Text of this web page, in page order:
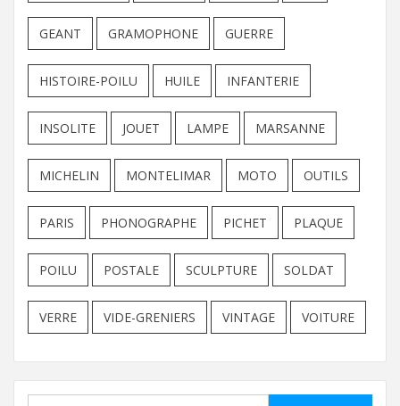
GEANT GRAMOPHONE GUERRE
HISTOIRE-POILU HUILE INFANTERIE
INSOLITE JOUET LAMPE MARSANNE
MICHELIN MONTELIMAR MOTO OUTILS
PARIS PHONOGRAPHE PICHET PLAQUE
POILU POSTALE SCULPTURE SOLDAT
VERRE VIDE-GRENIERS VINTAGE VOITURE